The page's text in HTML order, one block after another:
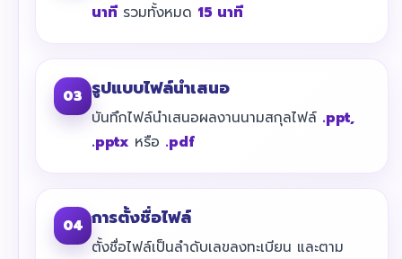
นาทีรวมทั้งหมด 15 นาที
03 รูปแบบไฟล์นำเสนอ
บันทึกไฟล์นำเสนอผลงานนามสกุลไฟล์ .ppt,
.pptx หรือ .pdf
04 การตั้งชื่อไฟล์
ตั้งชื่อไฟล์เป็นลำดับเลขลงทะเบียน และตาม